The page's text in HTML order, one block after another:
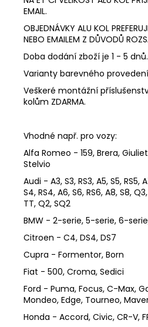
EMAIL.
OBJEDNÁVKY ALU KOL
NEBO EMAILEM Z DŮVODŮ
Doba dodání zboží je 1 - 5 dnů.
Varianty barevného
Veškeré montážní
kolům ZDARMA.
Vhodné např. pro vozy:
Alfa Romeo - 159, Brera,
Stelvio
Audi - A3, S3, RS3, A5, S5, RS5,
S4, RS4, A6, S6, RS6, A8, S8,
TT, Q2, SQ2
BMW - 2-serie, 5-serie, 6-
Citroen - C4, DS4, DS7
Cupra - Formentor, Born
Fiat - 500, Croma, Sedici
Ford - Puma, Focus, C-Max,
Mondeo, Edge, Tourneo,
Honda - Accord, Civic, CR-V,